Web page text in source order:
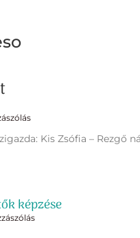
Kis Zsófia – Rezgő
képzése